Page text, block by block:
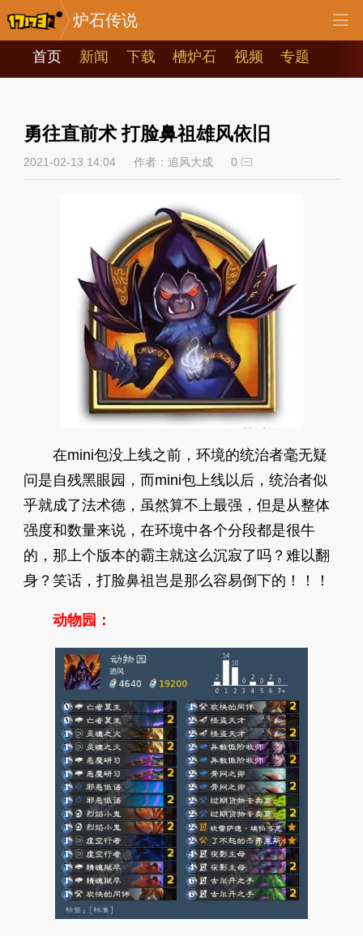
炉石传说
首页 新闻 下载 槽炉石 视频 专题
勇往直前术 打脸鼻祖雄风依旧
2021-02-13 14:04 作者：追风大成 0
在mini包没上线之前，环境的统治者毫无疑
问是自残黑眼园，而mini包上线以后，统治者似
乎就成了法术德，虽然算不上最强，但是从整体
强度和数量来说，在环境中各个分段都是很牛
的，那上个版本的霸主就这么沉寂了吗？难以翻
身？笑话，打脸鼻祖岂是那么容易倒下的！！！
动物园：